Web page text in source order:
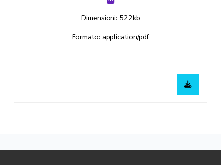
Dimensioni: 522kb
Formato: application/pdf